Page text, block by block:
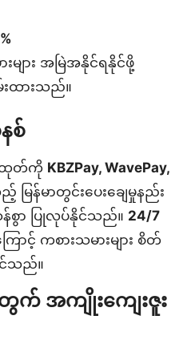
ျား အမြဲအနိုင်ရနိုင်ဖို့
းထားသည်။
စ်
ေထုတ်ကို KBZPay, WavePay,
မြန်မာတွင်းပေးချေမှုနည်း
န်စွာ ပြုလုပ်နိုင်သည်။ 24/7
ောင့် ကစားသမားများ စိတ်
င်သည်။
တွက် အကျိုးကျေးဇူး